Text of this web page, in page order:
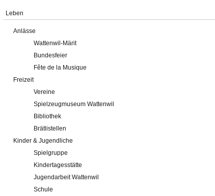
Leben
Anlässe
Wattenwil-Märit
Bundesfeier
Fête de la Musique
Freizeit
Vereine
Spielzeugmuseum Wattenwil
Bibliothek
Brätlistellen
Kinder & Jugendliche
Spielgruppe
Kindertagesstätte
Jugendarbeit Wattenwil
Schule